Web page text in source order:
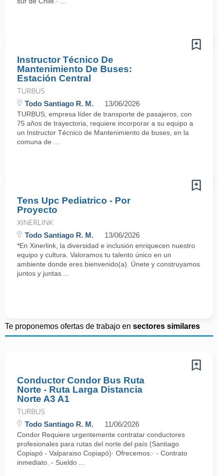
Instructor Técnico De
Mantenimiento De Buses:
Estación Central
TURBUS
Todo Santiago R. M. 13/06/2026
TURBUS, empresa líder de transporte de pasajeros, con
75 años de trayectoria, requiere incorporar a su equipo a
un Instructor Técnico de Mantenimiento de buses, en la
comuna de ...
Tens Upc Pediatrico - Por
Proyecto
XINERLINK
Todo Santiago R. M. 13/06/2026
*En Xinerlink, la diversidad e inclusión enriquecen nuestro
equipo y cultura. Valoramos tu talento único en un
ambiente donde eres bienvenido(a). Únete y construyamos
juntos y juntas ...
Te proponemos ofertas de trabajo en sectores similares
Conductor Condor Bus Ruta
Norte - Ruta Larga Distancia
Norte A3 A1
TURBUS
Todo Santiago R. M. 11/06/2026
Condor Requiere urgentemente contratar conductores
profesionales para rutas del norte del país (Santiago
Copiapó - Valparaiso Copiapó)· Ofrecemos:· - Contrato
inmediato. - Sueldo ...